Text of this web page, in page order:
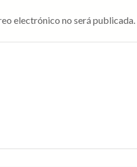
electrónico no será publicada.